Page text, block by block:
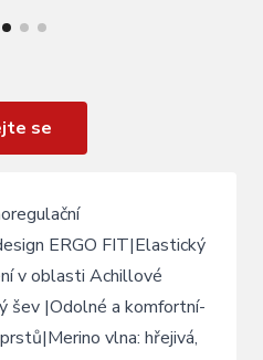
Thunder black green
se
ERGO FIT|Elastický
v oblasti Achillové
šev |Odolné a komfortní-
vlna: hřejivá,